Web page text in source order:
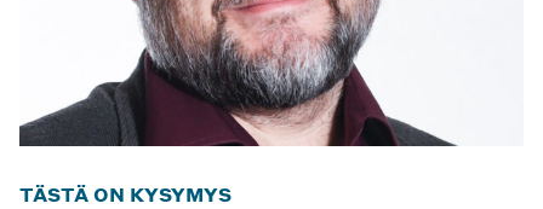
TÄSTÄ ON KYSYMYS